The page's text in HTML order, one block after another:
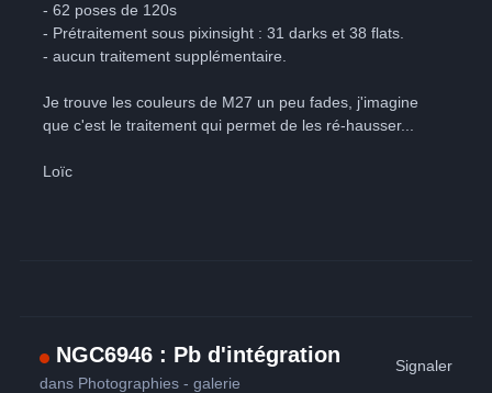
- 62 poses de 120s
- Prétraitement sous pixinsight : 31 darks et 38 flats.
- aucun traitement supplémentaire.
Je trouve les couleurs de M27 un peu fades, j'imagine
que c'est le traitement qui permet de les ré-hausser...
Loïc
NGC6946 : Pb d'intégration
dans Photographies - galerie
Signaler